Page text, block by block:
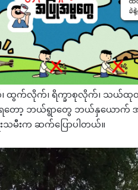
ထွက်လိုက်၊ ရိက္ခာစုလိုက်၊ သယ်
ရတော့ ဘယ်ရွာတွေ ဘယ်နှယော
သမီးက ဆက်ပြောပါတယ်။